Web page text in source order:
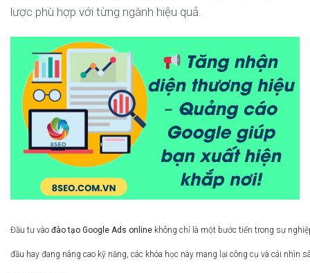
lược phù hợp với từng ngành hiệu quả.
Đầu tư vào đào tạo Google Ads online không chỉ là một bước tiến trong sự
đầu hay đang nâng cao kỹ năng, các khóa học này mang lại công cụ và cái